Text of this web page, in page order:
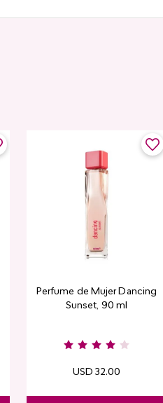
Perfume de Mujer Dancing
Sunset, 90 ml
USD 32.00